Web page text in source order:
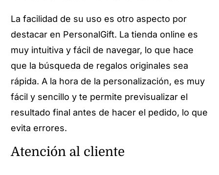
La facilidad de su uso es otro aspecto por
destacar en PersonalGift. La tienda online es
muy intuitiva y fácil de navegar, lo que hace
que la búsqueda de regalos originales sea
rápida. A la hora de la personalización, es muy
fácil y sencillo y te permite previsualizar el
resultado final antes de hacer el pedido, lo que
evita errores.
Atención al cliente